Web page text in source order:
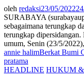
oleh redaksi23/05/2022
SURABAYA
sebagaimana terungkap
terungkap dipersidangan.
umum, Senin (23/5/
annie halimBerkat Bumi
pratama
HEADLINE HUKUM